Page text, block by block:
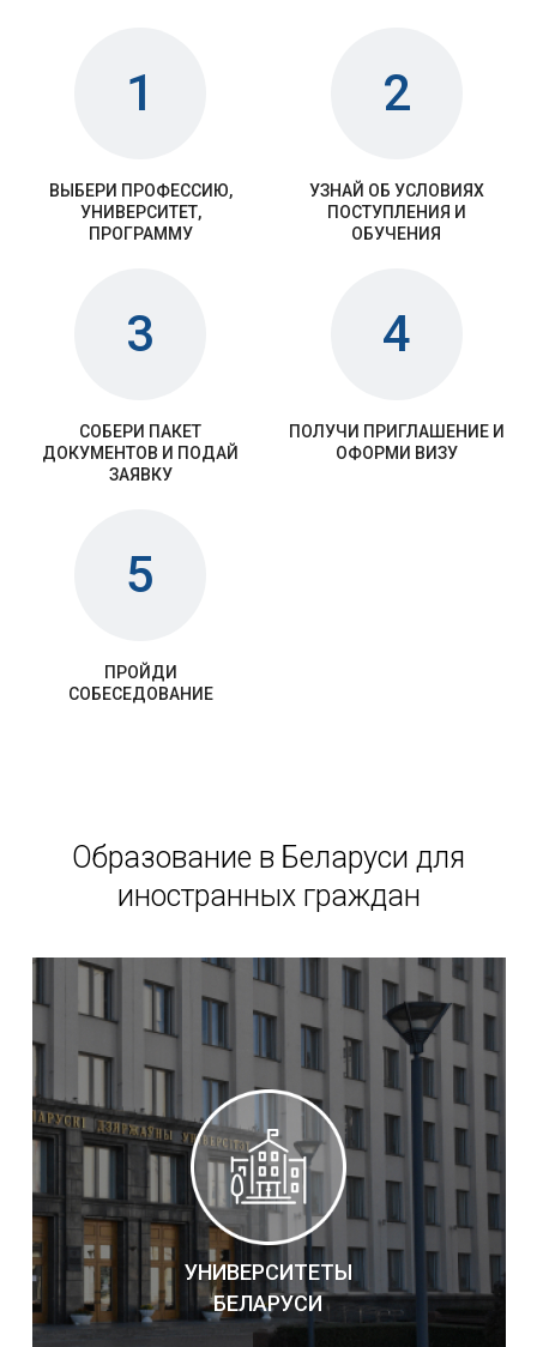
1
ВЫБЕРИ ПРОФЕССИЮ,
УНИВЕРСИТЕТ,
ПРОГРАММУ
2
УЗНАЙ ОБ УСЛОВИЯХ
ПОСТУПЛЕНИЯ И
ОБУЧЕНИЯ
3
СОБЕРИ ПАКЕТ
ДОКУМЕНТОВ И ПОДАЙ
ЗАЯВКУ
4
ПОЛУЧИ ПРИГЛАШЕНИЕ И
ОФОРМИ ВИЗУ
5
ПРОЙДИ
СОБЕСЕДОВАНИЕ
Образование в Беларуси для
иностранных граждан
УНИВЕРСИТЕТЫ
БЕЛАРУСИ